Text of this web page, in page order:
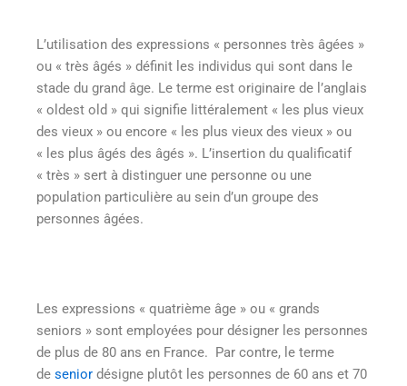
L’utilisation des expressions « personnes très âgées »
ou « très âgés » définit les individus qui sont dans le
stade du grand âge. Le terme est originaire de l’anglais
« oldest old » qui signifie littéralement « les plus vieux
des vieux » ou encore « les plus vieux des vieux » ou
« les plus âgés des âgés ». L’insertion du qualificatif
« très » sert à distinguer une personne ou une
population particulière au sein d’un groupe des
personnes âgées.
Les expressions « quatrième âge » ou « grands
seniors » sont employées pour désigner les personnes
de plus de 80 ans en France. Par contre, le terme
de senior désigne plutôt les personnes de 60 ans et 70